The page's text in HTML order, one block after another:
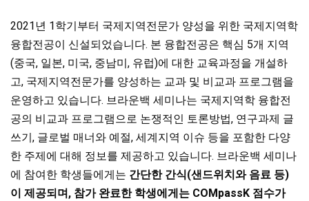
2021년 1학기부터 국제지역전문가 양성을 위한 국제지역학
융합전공이 신설되었습니다. 본 융합전공은 핵심 5개 지역
(중국, 일본, 미국, 중남미, 유럽)에 대한 교육과정을 개설하
고, 국제지역전문가를 양성하는 교과 및 비교과 프로그램을
운영하고 있습니다. 브라운백 세미나는 국제지역학 융합전
공의 비교과 프로그램으로 논쟁적인 토론방법, 연구과제 글
쓰기, 글로벌 매너와 예절, 세계지역 이슈 등을 포함한 다양
한 주제에 대해 정보를 제공하고 있습니다. 브라운백 세미나
에 참여한 학생들에게는 간단한 간식(샌드위치와 음료 등)
이 제공되며, 참가 완료한 학생에게는 COMpassK 점수가